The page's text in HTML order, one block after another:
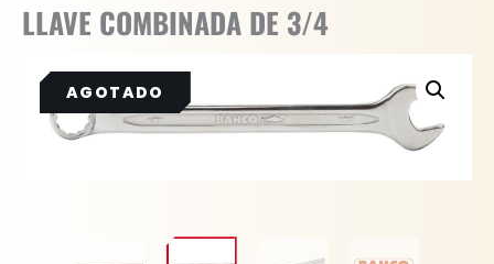
LLAVE COMBINADA DE 3/4